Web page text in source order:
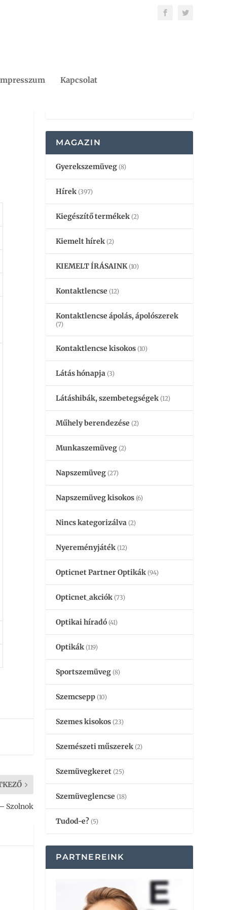
Kapcsolat
Szolnok
MAGAZIN
Gyerekszemüveg (8)
Hírek (397)
Kiegészítő termékek (2)
Kiemelt hírek (2)
KIEMELT ÍRÁSAINK(10)
Kontaktlencse (12)
Kontaktlencse ápolás, ápolószerek
(7)
Kontaktlencse kisokos (10)
Látás hónapja (3)
Látáshibák, szembetegségek (12)
Műhely berendezése (2)
Munkaszemüveg (2)
Napszemüveg (27)
Napszemüveg kisokos (6)
Nincs kategorizálva (2)
Nyereményjáték (12)
Opticnet Partner Optikák (94)
Opticnet_akciók (73)
Optikai híradó (41)
Optikák (119)
Sportszemüveg (8)
Szemcsepp (10)
Szemes kisokos (23)
Szemészeti műszerek (2)
Szemüvegkeret (25)
Szemüveglencse (18)
Tudod-e? (5)
PARTNEREINK